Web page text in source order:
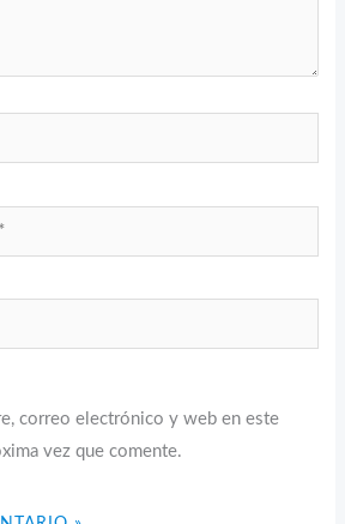
correo electrónico y web en este
vez que comente.